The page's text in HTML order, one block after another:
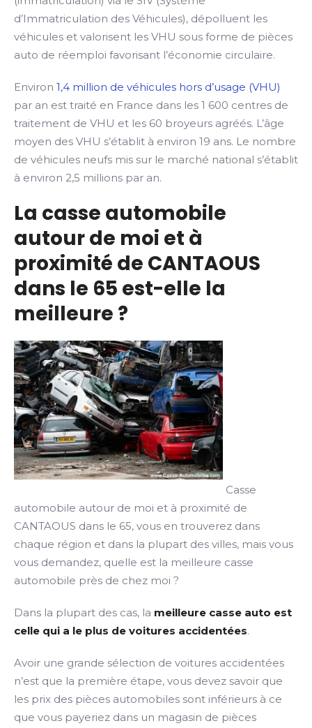
d’Immatriculation des Véhicules), dépolluent les
véhicules et valorisent les VHU sous forme de pièces
auto de réemploi favorisant l’économie circulaire.
Environ 1,4 million de véhicules hors d’usage (VHU)
par an est traité en France dans les 1 600 centres de
traitement de VHU et les 60 broyeurs agréés. L’âge
moyen des VHU s’établit à environ 19 ans. Le nombre
de véhicules neufs mis sur le marché national s’établit
à environ 2,5 millions par an.
La casse automobile
autour de moi et à
proximité de CANTAOUS
dans le 65 est-elle la
meilleure ?
Casse
automobile autour de moi et à proximité de
CANTAOUS dans le 65, vous en trouverez dans
chaque région et dans la plupart des villes, mais vous
vous demandez, quelle est la meilleure casse
automobile près de chez moi ?
Dans la plupart des cas, la meilleure casse auto est
celle qui a le plus de voitures accidentées.
Avoir une grande sélection de voitures accidentées
n’est que la première étape, vous devez savoir que
les prix des pièces automobiles sont inférieurs à ce
que vous payeriez dans un magasin de pièces